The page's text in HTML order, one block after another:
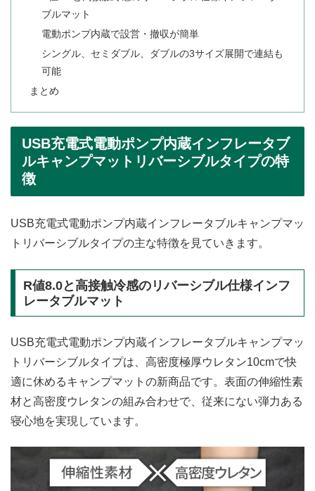
ブルマット
電動ポンプ内蔵で設営・撤収が簡単
シングル、セミダブル、ダブルの3サイズ展開で連結も
可能
まとめ
USB充電式電動ポンプ内蔵インフレータブ
ルキャンプマットリバーシブルタイプの特
徴
USB充電式電動ポンプ内蔵インフレータブルキャンプマッ
トリバーシブルタイプの主な特徴を見ていきます。
R値8.0と高接触冷感のリバーシブル仕様インフ
レータブルマット
USB充電式電動ポンプ内蔵インフレータブルキャンプマッ
トリバーシブルタイプは、高密度極厚ウレタン10cmで快
適に休めるキャンプマットの新商品です。表面の伸縮性素
材と高密度ウレタンの組み合わせで、従来にない弾力ある
寝心地を実現しています。